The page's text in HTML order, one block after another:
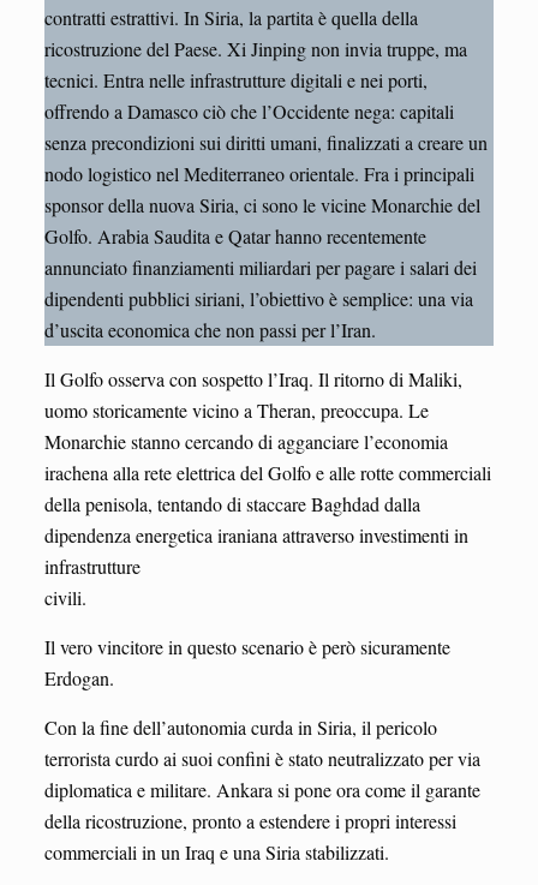
contratti estrattivi. In Siria, la partita è quella della
ricostruzione del Paese. Xi Jinping non invia truppe, ma
tecnici. Entra nelle infrastrutture digitali e nei porti,
offrendo a Damasco ciò che l’Occidente nega: capitali
senza precondizioni sui diritti umani, finalizzati a creare un
nodo logistico nel Mediterraneo orientale. Fra i principali
sponsor della nuova Siria, ci sono le vicine Monarchie del
Golfo. Arabia Saudita e Qatar hanno recentemente
annunciato finanziamenti miliardari per pagare i salari dei
dipendenti pubblici siriani, l’obiettivo è semplice: una via
d’uscita economica che non passi per l’Iran.
Il Golfo osserva con sospetto l’Iraq. Il ritorno di Maliki,
uomo storicamente vicino a Theran, preoccupa. Le
Monarchie stanno cercando di agganciare l’economia
irachena alla rete elettrica del Golfo e alle rotte commerciali
della penisola, tentando di staccare Baghdad dalla
dipendenza energetica iraniana attraverso investimenti in
infrastrutture
civili.
Il vero vincitore in questo scenario è però sicuramente
Erdogan.
Con la fine dell’autonomia curda in Siria, il pericolo
terrorista curdo ai suoi confini è stato neutralizzato per via
diplomatica e militare. Ankara si pone ora come il garante
della ricostruzione, pronto a estendere i propri interessi
commerciali in un Iraq e una Siria stabilizzati.